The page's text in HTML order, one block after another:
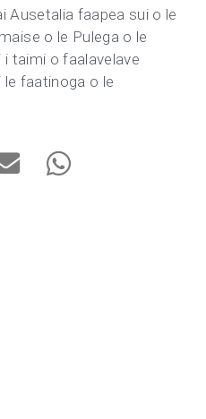
Ausetalia faapea sui o le
o le Pulega o le
i taimi o faalavelave
faatinoga o le